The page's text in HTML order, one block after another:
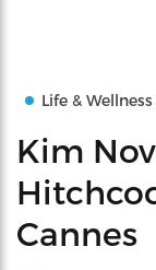
Life & Wellness
Kim
Cannes